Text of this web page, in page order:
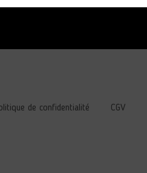
de confidentialité
CGV